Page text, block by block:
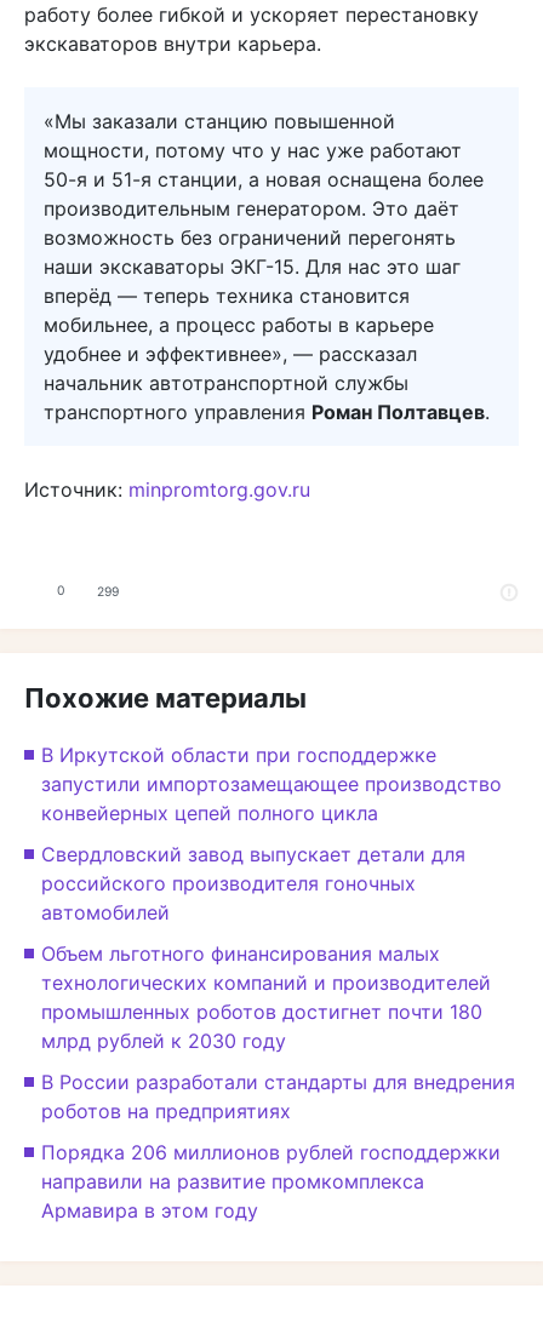
работу более гибкой и ускоряет перестановку
экскаваторов внутри карьера.
«Мы заказали станцию повышенной
мощности, потому что у нас уже работают
50-я и 51-я станции, а новая оснащена более
производительным генератором. Это даёт
возможность без ограничений перегонять
наши экскаваторы ЭКГ-15. Для нас это шаг
вперёд — теперь техника становится
мобильнее, а процесс работы в карьере
удобнее и эффективнее», — рассказал
начальник автотранспортной службы
транспортного управления Роман Полтавцев.
Источник: minpromtorg.gov.ru
0 299
Похожие материалы
В Иркутской области при господдержке
запустили импортозамещающее производство
конвейерных цепей полного цикла
Свердловский завод выпускает детали для
российского производителя гоночных
автомобилей
Объем льготного финансирования малых
технологических компаний и производителей
промышленных роботов достигнет почти 180
млрд рублей к 2030 году
В России разработали стандарты для внедрения
роботов на предприятиях
Порядка 206 миллионов рублей господдержки
направили на развитие промкомплекса
Армавира в этом году